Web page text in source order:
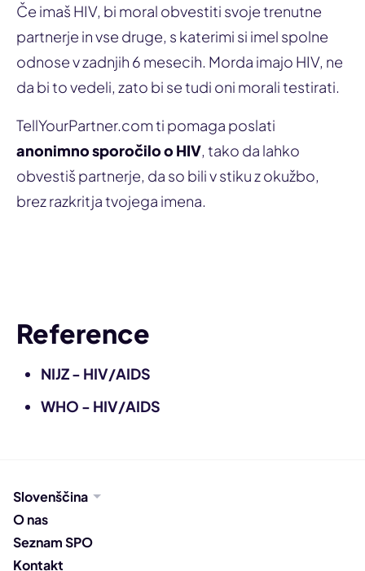
Če imaš HIV, bi moral obvestiti svoje trenutne
partnerje in vse druge, s katerimi si imel spolne
odnose v zadnjih 6 mesecih. Morda imajo HIV, ne
da bi to vedeli, zato bi se tudi oni morali testirati.
TellYourPartner.com ti pomaga poslati
anonimno sporočilo o HIV, tako da lahko
obvestiš partnerje, da so bili v stiku z okužbo,
brez razkritja tvojega imena.
Reference
NIJZ - HIV/AIDS
WHO - HIV/AIDS
Slovenščina
O nas
Seznam SPO
Kontakt